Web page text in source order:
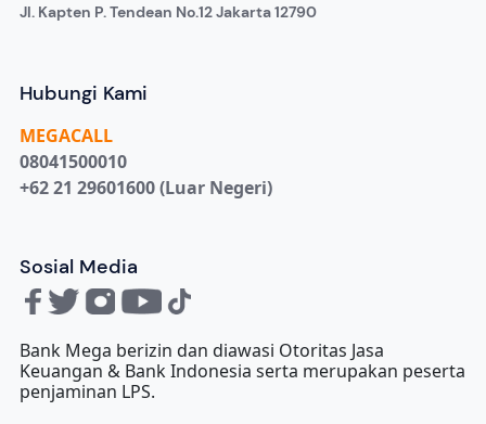
Jl. Kapten P. Tendean No.12 Jakarta 12790
Hubungi Kami
MEGACALL
08041500010
+62 21 29601600 (Luar Negeri)
Sosial Media
Bank Mega berizin dan diawasi Otoritas Jasa
Keuangan & Bank Indonesia serta merupakan peserta
penjaminan LPS.